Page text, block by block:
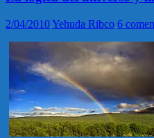
2/04/2010Yehuda Ribco 6